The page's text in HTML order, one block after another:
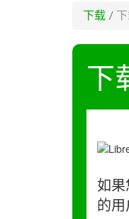
下载 /
下
如
的用